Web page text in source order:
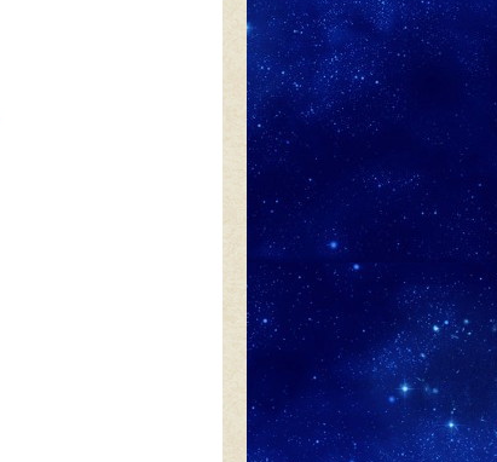
よる 8:00
マツコ&有
M-1王者た
プレゼンツア
8:54
私の幸福時
よる 9:00
ミュージ